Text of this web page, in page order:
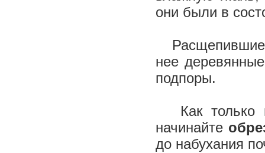
они были в
нее
подпоры.
Как только
начинайте
до набухания